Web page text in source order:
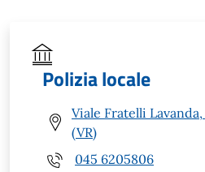
Polizia locale
Viale Fratelli
(VR)
045 6205806